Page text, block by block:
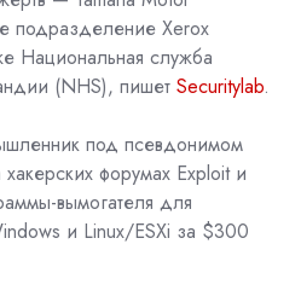
подразделение Xerox
Национальная служба
(NHS), пишет Securitylab.
под псевдонимом
форумах Exploit и
вымогателя для
и Linux/ESXi за $300